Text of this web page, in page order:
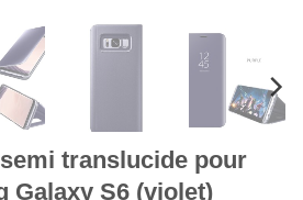
translucide pour
Galaxy S6 (violet)